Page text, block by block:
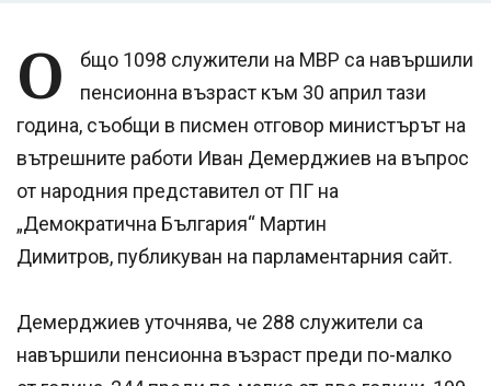
О
бщо 1098 служители на МВР са навършили
пенсионна възраст към 30 април тази
година, съобщи в писмен отговор министърът на
вътрешните работи Иван Демерджиев на въпрос
от народния представител от ПГ на
„Демократична България“ Мартин
Димитров, публикуван на парламентарния сайт.
Демерджиев уточнява, че 288 служители са
навършили пенсионна възраст преди по-малко